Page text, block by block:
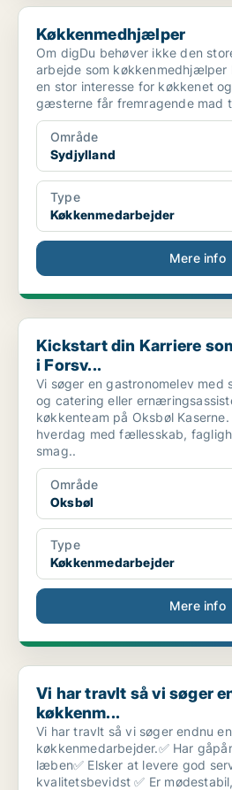
Køkkenmedhjælper
Køkkenmedhjælper
Om digDu behøver ikke den
arbejde som køkkenmedhjælper
en stor interesse for køkkenet
gæsterne får fremragende mad
Område
Sydjylland
Type
Køkkenmedarbejder
Mere info
Kickstart din Karriere som Kostfaglig
Kickstart din Karriere
i Forsv...
Vi søger en gastronomelev med
og catering eller
køkkenteam på Oksbøl
hverdag med fællesskab,
smag..
Område
Oksbøl
Type
Køkkenmedarbejder
Mere info
Vi har travlt så vi søger endnu en
Vi har travlt så vi søger
køkkenm...
Vi har travlt så vi søger endnu
køkkenmedarbejder.✅ Har
læben✅ Elsker at levere god
kvalitetsbevidst ✅ Er